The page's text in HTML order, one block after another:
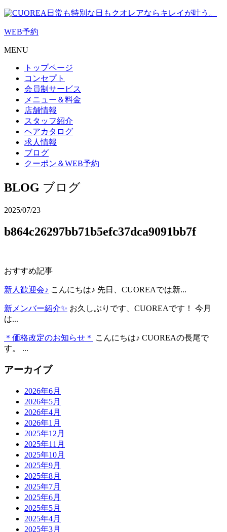
日常も特別な日もクオレアならキレイが叶う。
WEB予約
MENU
トップページ
コンセプト
会員制サービス
メニュー＆料金
店舗情報
スタッフ紹介
ヘアカタログ
求人情報
ブログ
クーポン＆WEB予約
BLOG ブログ
2025/07/23
b864c26297bb71b5efc37dca9091bb7f
おすすめ記事
新人歓迎会♪ こんにちは♪ 先日、CUOREAでは新...
新メンバー紹介✨ お久しぶりです、CUOREAです！ 今月
は...
＊価格改定のお知らせ＊
こんにちは♪ CUOREAの長尾で
す。 ...
アーカイブ
2026年6月
2026年5月
2026年4月
2026年1月
2025年12月
2025年11月
2025年10月
2025年9月
2025年8月
2025年7月
2025年6月
2025年5月
2025年4月
2025年3月